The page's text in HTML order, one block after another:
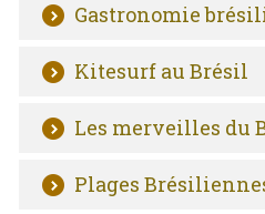
Gastronomie
Kitesurf au Brésil
Les merveilles du
Plages